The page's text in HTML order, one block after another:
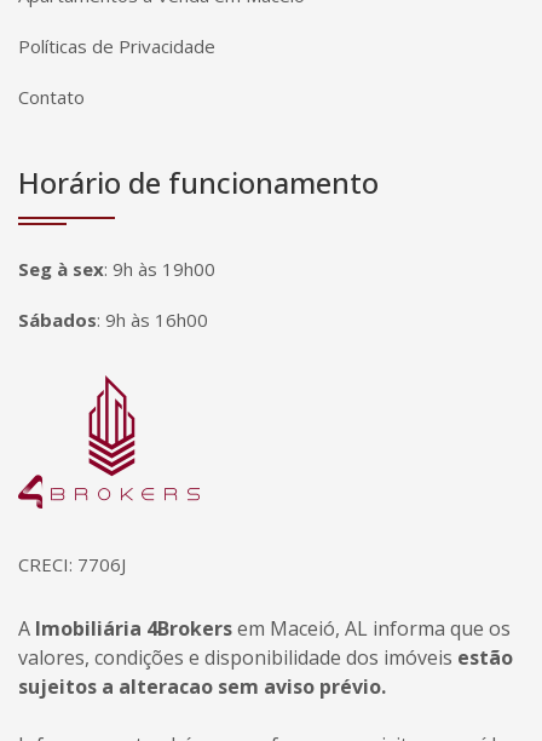
Políticas de Privacidade
Contato
Horário de funcionamento
Seg à sex: 9h às 19h00
Sábados: 9h às 16h00
Página inicial
CRECI: 7706J
A Imobiliária 4Brokersem Maceió, AL informa que os
valores, condições e disponibilidade dos imóveis estão
sujeitos a alteracao sem aviso prévio.